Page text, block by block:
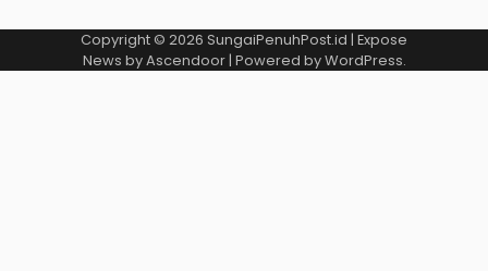
Copyright © 2026 SungaiPenuhPost.id | Expose
News byAscendoor| Powered byWordPress.